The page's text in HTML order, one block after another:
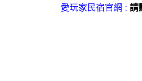
愛玩家民宿官網 : 請